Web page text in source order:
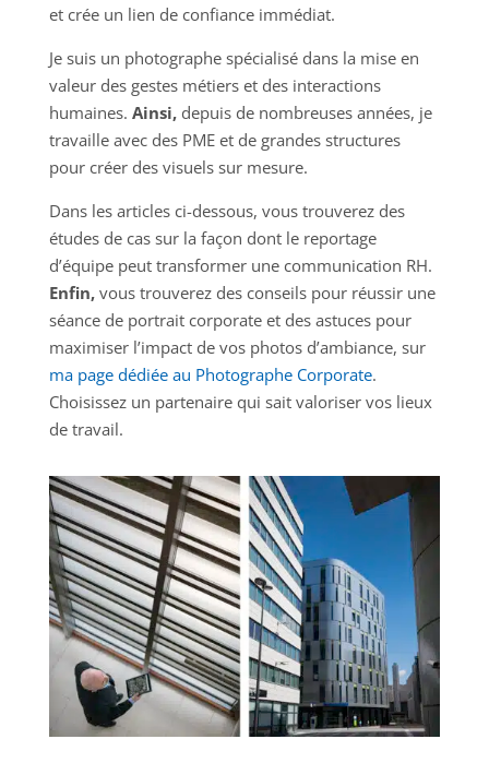
et crée un lien de confiance immédiat.
Je suis un photographe spécialisé dans la mise en
valeur des gestes métiers et des interactions
humaines. Ainsi,depuis de nombreuses années, je
travaille avec des PME et de grandes structures
pour créer des visuels sur mesure.
Dans les articles ci-dessous, vous trouverez des
études de cas sur la façon dont le reportage
d’équipe peut transformer une communication RH.
Enfin,vous trouverez des conseils pour réussir une
séance de portrait corporate et des astuces pour
maximiser l’impact de vos photos d’ambiance, sur
ma page dédiée au Photographe Corporate.
Choisissez un partenaire qui sait valoriser vos lieux
de travail.